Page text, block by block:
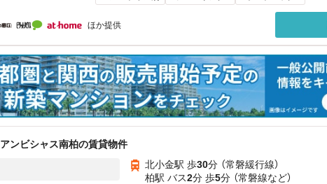
ほか提供
アンビシャス南柏の賃貸物件
北小金駅 歩30分 （常磐緩行線）
柏駅 バス2分 歩5分 （常磐線など）